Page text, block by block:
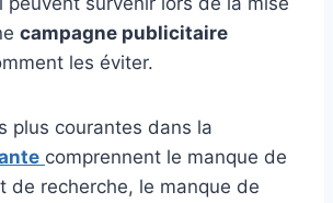
campagne publicitaire
les éviter.
plus courantes dans la
comprennent le manque de
de recherche, le manque de